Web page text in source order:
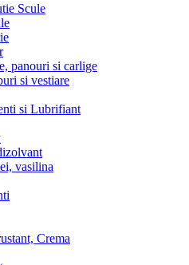
Scule
panouri si carlige
si vestiare
si Lubrifiant
vasilina
Crema